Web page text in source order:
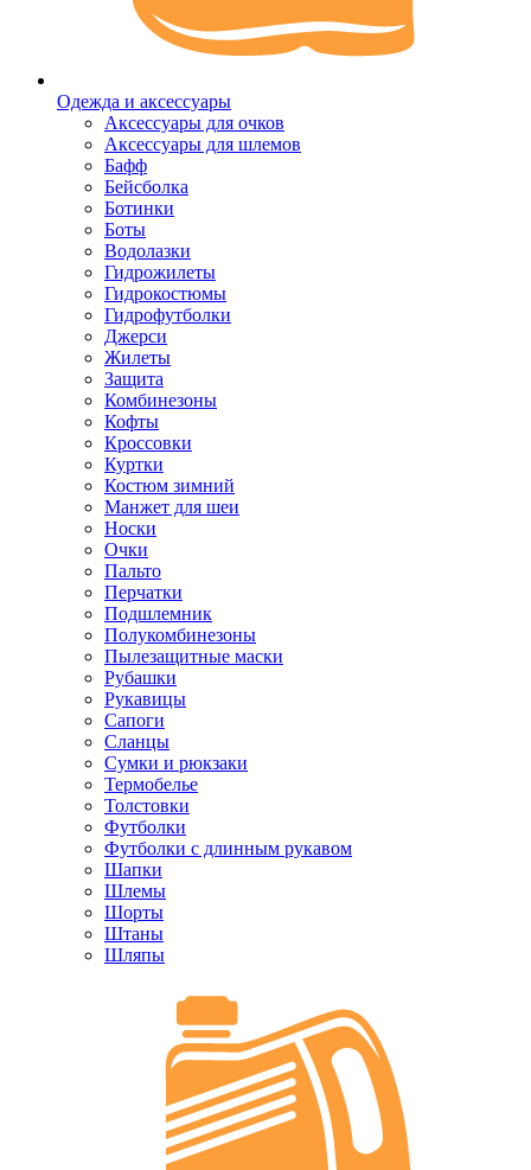
Одежда и аксессуары
Аксессуары для очков
Аксессуары для шлемов
Бафф
Бейсболка
Ботинки
Боты
Водолазки
Гидрожилеты
Гидрокостюмы
Гидрофутболки
Джерси
Жилеты
Защита
Комбинезоны
Кофты
Кроссовки
Куртки
Костюм зимний
Манжет для шеи
Носки
Очки
Пальто
Перчатки
Подшлемник
Полукомбинезоны
Пылезащитные маски
Рубашки
Рукавицы
Сапоги
Сланцы
Сумки и рюкзаки
Термобелье
Толстовки
Футболки
Футболки с длинным рукавом
Шапки
Шлемы
Шорты
Штаны
Шляпы